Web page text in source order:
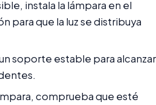
instala la lámpara en el
para que la luz se distribuya
soporte estable para alcanzar
comprueba que esté